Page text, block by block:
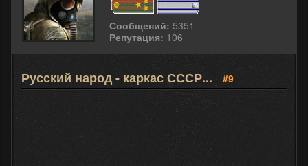
Сообщений: 5351
Репутация: 106
Русский народ - каркас СССР... #9